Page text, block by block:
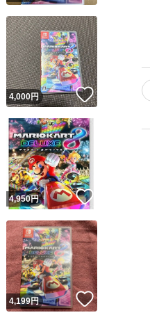
ユーザーの実績について
基準を満たしたユーザーにバ
Yahoo!フリマの基準をクリアした安
この商品の情報をコピーしま
は禁止されています
いね！
4,000円 いいね！
いね！
4,950円
いね！
4,199円 いいね！